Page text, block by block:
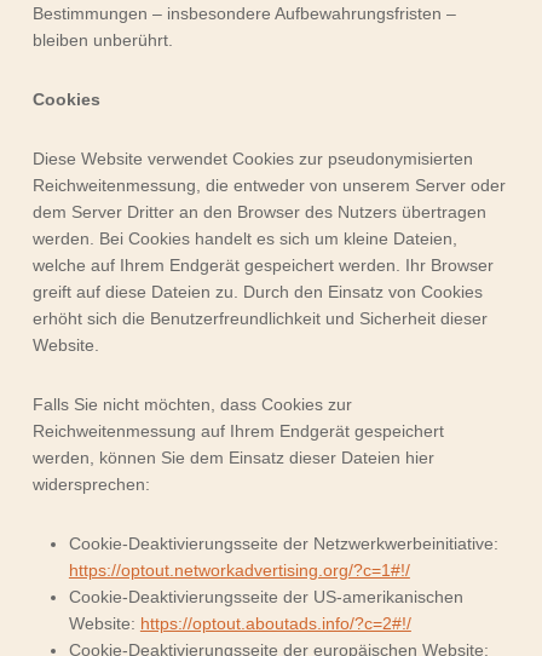
Bestimmungen – insbesondere Aufbewahrungsfristen –
bleiben unberührt.
Cookies
Diese Website verwendet Cookies zur pseudonymisierten
Reichweitenmessung, die entweder von unserem Server oder
dem Server Dritter an den Browser des Nutzers übertragen
werden. Bei Cookies handelt es sich um kleine Dateien,
welche auf Ihrem Endgerät gespeichert werden. Ihr Browser
greift auf diese Dateien zu. Durch den Einsatz von Cookies
erhöht sich die Benutzerfreundlichkeit und Sicherheit dieser
Website.
Falls Sie nicht möchten, dass Cookies zur
Reichweitenmessung auf Ihrem Endgerät gespeichert
werden, können Sie dem Einsatz dieser Dateien hier
widersprechen:
Cookie-Deaktivierungsseite der Netzwerkwerbeinitiative:
https://optout.networkadvertising.org/?c=1#!/
Cookie-Deaktivierungsseite der US-amerikanischen
Website: https://optout.aboutads.info/?c=2#!/
Cookie-Deaktivierungsseite der europäischen Website: